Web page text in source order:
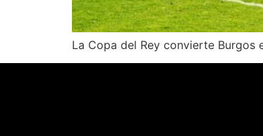
La Copa del Rey convierte Burgos